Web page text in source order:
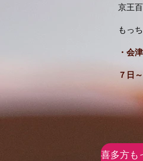
京王
もっ
・会
７日
喜多方も